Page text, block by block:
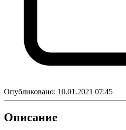
Опубликовано: 10.01.2021 07:45
Описание